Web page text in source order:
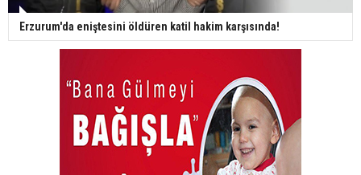
Erzurum'da eniştesini öldüren katil hakim karşısında!